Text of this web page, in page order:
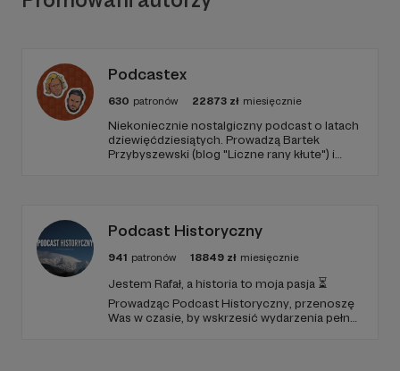
Podcastex
630 patronów 22873 zł miesięcznie
Niekoniecznie nostalgiczny podcast o latach
dziewięćdziesiątych. Prowadzą Bartek
Przybyszewski (blog "Liczne rany kłute") i
Tadeusz Drozda.
Podcast Historyczny
941 patronów 18849 zł miesięcznie
Jestem Rafał, a historia to moja pasja ⏳
Prowadząc Podcast Historyczny, przenoszę
Was w czasie, by wskrzesić wydarzenia pełne